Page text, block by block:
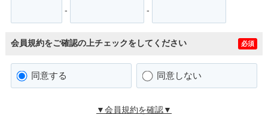
- -
会員規約をご確認の上チェックをしてください 必須
同意する 同意しない
▼会員規約を確認▼